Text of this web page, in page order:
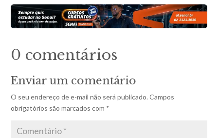
0 comentários
Enviar um comentário
O seu endereço de e-mail não será publicado. Campos
obrigatórios são marcados com *